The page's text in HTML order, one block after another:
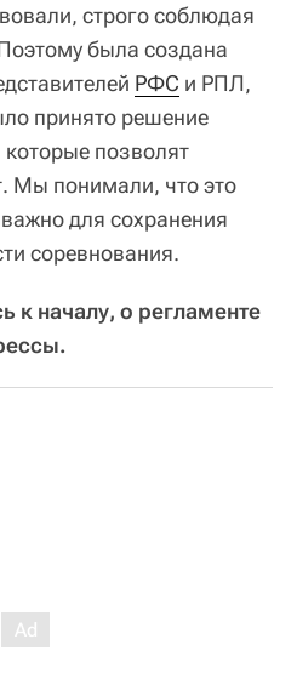
строго соблюдая
была создана
РФС и РПЛ,
принято решение
позволят
Мы понимали, что это
для сохранения
соревнования.
к началу, о регламенте